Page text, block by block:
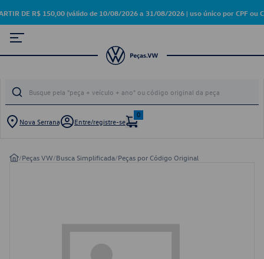
DE R$ 150,00 (válido de 10/08/2026 a 31/08/2026 | uso único por CPF ou
Nova Serrana Entre/registre-se
0
/Peças VW/Busca Simplificada/Peças por Código Original